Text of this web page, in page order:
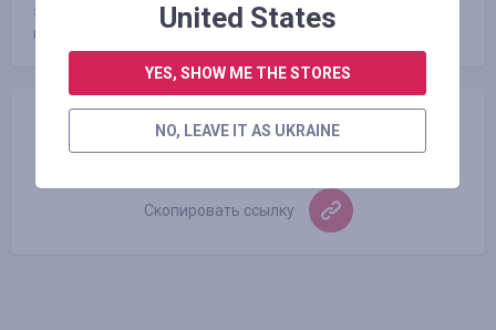
энергии позволяется по USB-порту, стилизованному под
камень.
Поделиться
Скопировать ссылку
United States
YES, SHOW ME THE STORES
NO, LEAVE IT AS UKRAINE